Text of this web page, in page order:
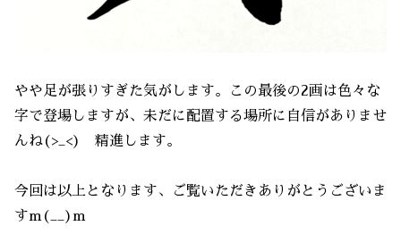
やや足が張りすぎた気がします。この最後の2画は色々な
字で登場しますが、未だに配置する場所に自信がありませ
んね(>_<) 精進します。
今回は以上となります、ご覧いただきありがとうございま
すm(__)m